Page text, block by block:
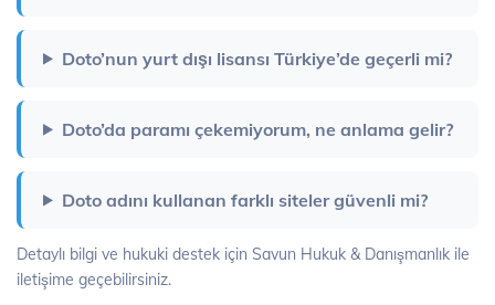
Doto’nun yurt dışı lisansı Türkiye’de geçerli mi?
Doto’da paramı çekemiyorum, ne anlama gelir?
Doto adını kullanan farklı siteler güvenli mi?
Detaylı bilgi ve hukuki destek için Savun Hukuk & Danışmanlık ile
iletişime geçebilirsiniz.